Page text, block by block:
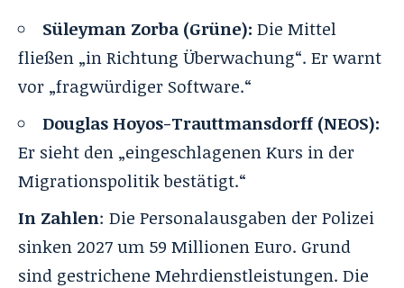
Süleyman Zorba (Grüne): Die Mittel
fließen „in Richtung Überwachung“. Er warnt
vor „fragwürdiger Software.“
Douglas Hoyos-Trauttmansdorff (NEOS):
Er sieht den „eingeschlagenen Kurs in der
Migrationspolitik bestätigt.“
In Zahlen: Die Personalausgaben der Polizei
sinken 2027 um 59 Millionen Euro. Grund
sind gestrichene Mehrdienstleistungen. Die